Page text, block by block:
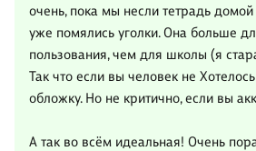
очень, пока мы несли тетрадь домой
уже помялись уголки. Она больше
пользования, чем для школы (я
Так что если вы человек не
обложку. Но не критично, если вы
А так во всём идеальная! Очень